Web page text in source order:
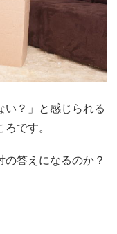
い？」と感じられる
です。
の答えになるのか？